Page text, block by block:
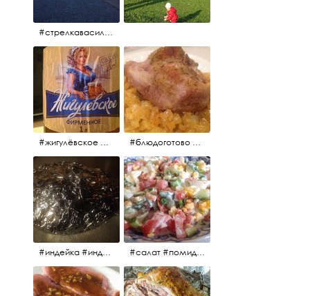
#стрелкавасильевскогоострова #нева #река
#жигулёвское #пиво #свежеепиво #beer #напиток #блюдоготово #можнокушать #простолук #лук #индейкавфольге #мясоиндейки
#индейка #индейкавфольге #еда #мясоиндейки 🚀 #салат #помидоры #яйцо #огурцы #зелень #кинза #петрушка #укроп #сметана #соль #витамины